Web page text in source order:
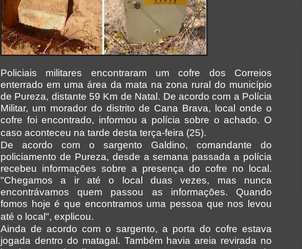
Policiais militares encontraram um cofre dos Correios
enterrado em uma área da mata na zona rural do município
de Pureza, distante 59 Km de Natal. De acordo com a Polícia
Militar, um morador do distrito de Cana Brava, local onde o
cofre foi encontrado, informou a polícia sobre o achado. O
caso aconteceu na tarde desta terça-feira (25).
De acordo com o sargento Galdino, comandante do
policiamento de Pureza, desde a semana passada a polícia
recebeu informações sobre a presença do cofre no local.
"Chegamos a ir até o local duas vezes, mas nunca
encontrávamos quem passou as informações. Quando
fomos hoje é que encontramos uma pessoa que nos levou
até o local", explicou.
Ainda de acordo com o sargento, a porta do cofre estava
jogada dentro do matagal. Também havia areia revirada no